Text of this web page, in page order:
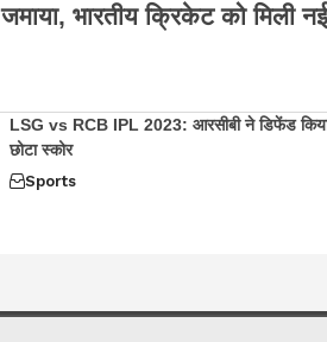
जमाया, भारतीय क्रिकेट को मिली
LSG vs RCB IPL 2023: आरसीबी ने डिफेंड
छोटा स्कोर
Sports